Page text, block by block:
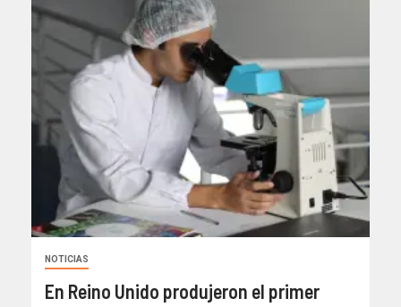
NOTICIAS
En Reino Unido produjeron el primer